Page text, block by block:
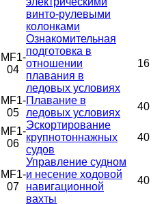
винто-рулевыми
колонками
MF1-
04
Ознакомительная
подготовка в
отношении
плавания в
ледовых условиях
16
MF1-
05
Плавание в
ледовых условиях
40
MF1-
06
Эскортирование
крупнотоннажных
судов
40
MF1-
07
Управление судном
и несение ходовой
навигационной
вахты
40